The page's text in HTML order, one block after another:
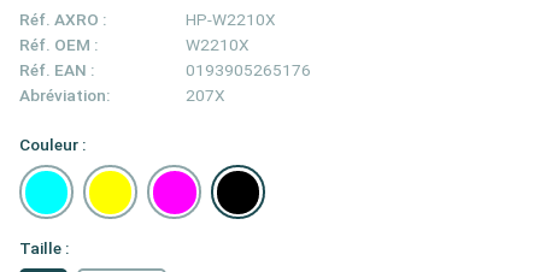
Réf. AXRO :
HP-W2210X
Réf. OEM :
W2210X
Réf. EAN :
0193905265176
Abréviation:
207X
Couleur :
Taille :